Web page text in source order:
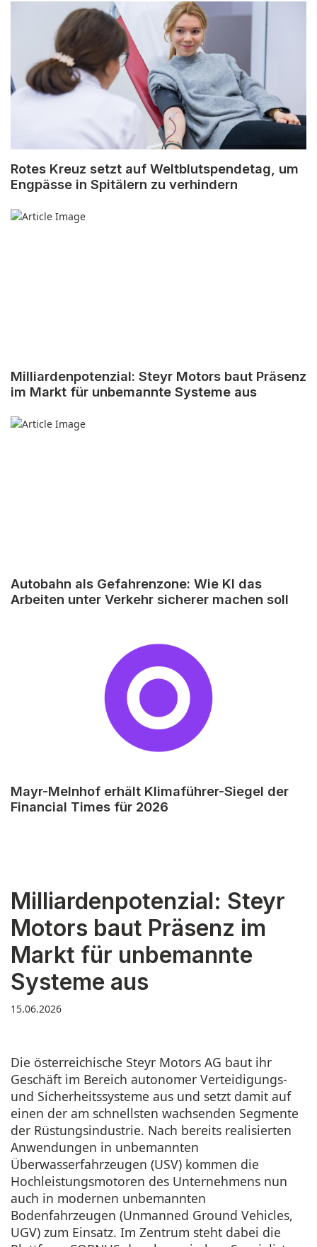
Rotes Kreuz setzt auf Weltblutspendetag, um
Engpässe in Spitälern zu verhindern
Milliardenpotenzial: Steyr Motors baut Präsenz
im Markt für unbemannte Systeme aus
Autobahn als Gefahrenzone: Wie KI das
Arbeiten unter Verkehr sicherer machen soll
Mayr-Melnhof erhält Klimaführer-Siegel der
Financial Times für 2026
Milliardenpotenzial: Steyr
Motors baut Präsenz im
Markt für unbemannte
Systeme aus
15.06.2026
Die österreichische Steyr Motors AG baut ihr
Geschäft im Bereich autonomer Verteidigungs-
und Sicherheitssysteme aus und setzt damit auf
einen der am schnellsten wachsenden Segmente
der Rüstungsindustrie. Nach bereits realisierten
Anwendungen in unbemannten
Überwasserfahrzeugen (USV) kommen die
Hochleistungsmotoren des Unternehmens nun
auch in modernen unbemannten
Bodenfahrzeugen (Unmanned Ground Vehicles,
UGV) zum Einsatz. Im Zentrum steht dabei die